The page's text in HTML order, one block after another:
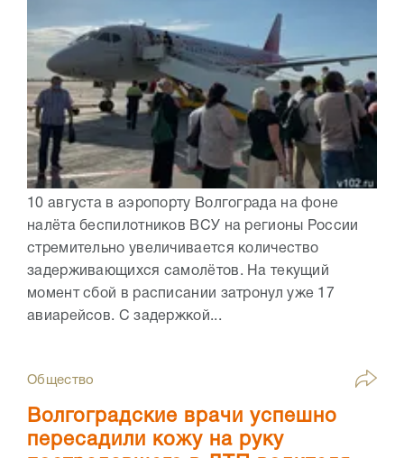
10 августа в аэропорту Волгограда на фоне
налёта беспилотников ВСУ на регионы России
стремительно увеличивается количество
задерживающихся самолётов. На текущий
момент сбой в расписании затронул уже 17
авиарейсов. С задержкой...
Общество
Волгоградские врачи успешно
пересадили кожу на руку